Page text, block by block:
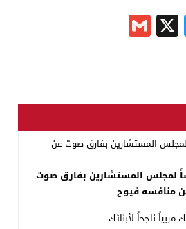
Twitter
X
لمجلس المستشارين بفارق صوت
منافسه قيوح